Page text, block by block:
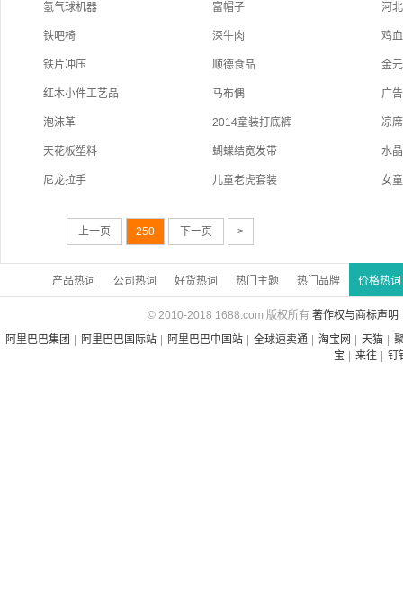
氢气球机器 富帽子 河
铁吧椅 深牛肉 鸡
铁片冲压 顺德食品 金
红木小件工艺品 马布偶 广
泡沫革 2014童装打底裤 凉
天花板塑料 蝴蝶结宽发带 水
尼龙拉手 儿童老虎套装 女
上一页 250 下一页 >
产品热词 公司热词 好货热词 热门主题 热门品牌 价格热词
© 2010-2018 1688.com 版权所有 著作权与商标声明
阿里巴巴集团
阿里巴巴国际站 阿里巴巴中国站 全球速卖通 淘宝网 天猫
宝
来往 钉